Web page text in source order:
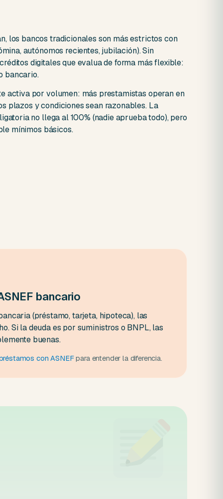
los bancos tradicionales son más estrictos con
autónomos recientes, jubilación). Sin
digitales que evalua de forma más flexible:
bancario.
activa por volumen: más prestamistas operan en
plazos y condiciones sean razonables. La
no llega al 100% (nadie aprueba todo), pero
mínimos básicos.
bancario
(préstamo, tarjeta, hipoteca), las
Si la deuda es por suministros o BNPL, las
buenas.
con ASNEFpara entender la diferencia.